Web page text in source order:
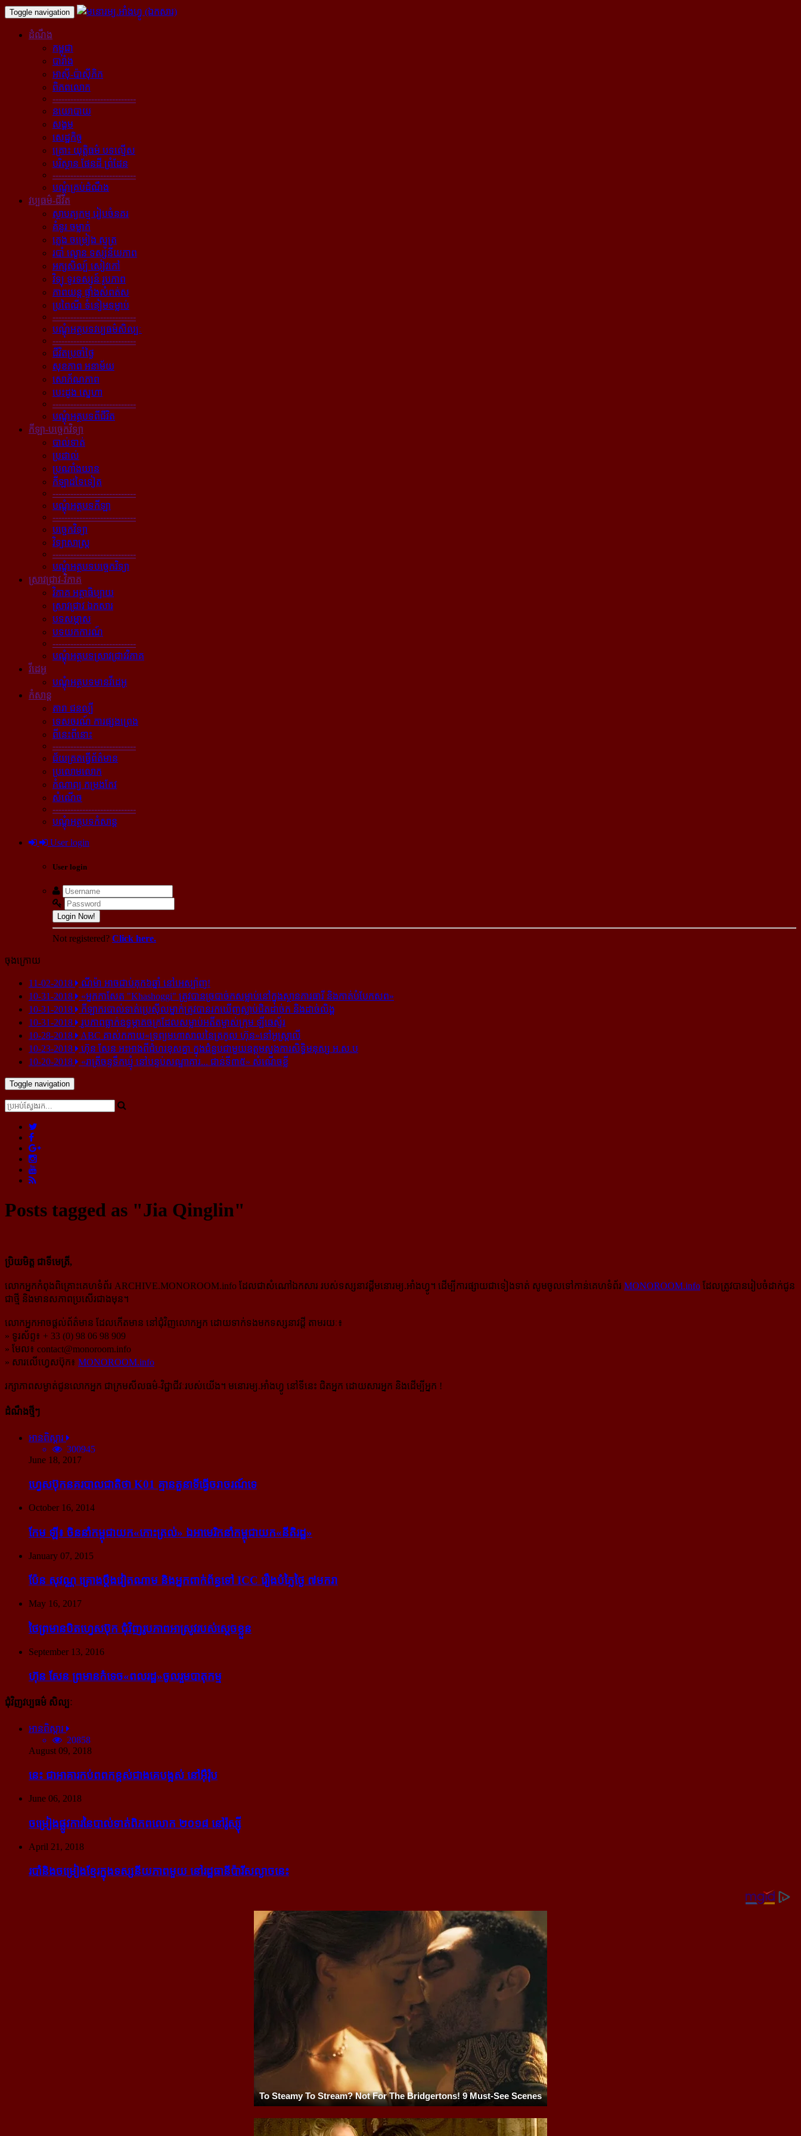
Toggle navigation
ដំណឹង
កម្ពុជា
បារាំង
អាស៊ី-ប៉ាស៊ីភិក
ពិភពលោក
----------------------------
នយោបាយ
សង្គម
សេដ្ឋកិច្ច
គ្រោះ យុត្តិធម៌ បទល្មើស
បរិស្ថាន ផែនដី ព្រំដែន
----------------------------
បណ្ដុំគ្រប់ដំណឹង
វប្បធម៌-ជីវិត
ស្ថាបត្យកម្ម រៀបចំនគរ
គំនូរ ចម្លាក់
ភ្លេង ចម្រៀង ស្មូត្រ
របាំ ល្ខោន ទស្សនីយភាព
អក្សសិល្ប៍ សៀវភៅ
វិទ្យុ ទូរទស្សន៍ រូបភាព
ភាពយន្ដ ផ្ទាំងសំពត់ស
ប្រពៃណី ទំនៀមទម្លាប់
----------------------------
បណ្ដុំអត្ថបទវប្បធម៌សិល្បៈ
----------------------------
ជីវិតប្រចាំថ្ងៃ
សុខភាព អនាម័យ
សោភ័ណភាព
បេះដូង ស្នេហា
----------------------------
បណ្ដុំអត្ថបទពីជីវិត
កីឡា-បច្ចេកវិទ្យា
បាល់ទាត់
ប្រដាល់
ប្រណាំងយាន
កីឡាដទៃទៀត
----------------------------
បណ្ដុំអត្ថបទកីឡា
----------------------------
បច្ចេកវិទ្យា
វិទ្យាសាស្ត្រ
----------------------------
បណ្ដុំអត្ថបទបច្ចេកវិទ្យា
ស្រាវជ្រាវ-វិភាគ
វិភាគ អត្ថាធិប្បាយ
ស្រាវជ្រាវ ឯកសារ
បទសម្ភាស
បទយកការណ៍
----------------------------
បណ្ដុំអត្ថបទស្រាវជ្រាវវិភាគ
វីដេអូ
បណ្ដុំអត្ថបទមានវីដេអូ
កំសាន្ដ
តារា ជនល្បី
ទេសចរណ៍ ការផ្សងព្រេង
ពីនេះពីនោះ
----------------------------
ជ័យគ្រតធ្វើព័ត៌មាន
ប្រលោមលោក
កំណាព្យ កម្រងកែវ
សំណើច
----------------------------
បណ្ដុំអត្ថបទកំសាន្ដ
User login
User login
Login Now!
Not registered? Click here.
ចុងក្រោយ
11-02-2018
ណីម៉ា អាច​ជាប់​គុក​៦ឆ្នាំ នៅ​អេស្ប៉ាញ!
10-31-2018
«អ្នក​កាសែត "Khashoggi" ត្រូវ​បាន​ច្របាច់ក​សម្លាប់​នៅ​ក្នុង​ស្ថាន​ភារធារី និង​កាត់​បំបែក​សព»
10-31-2018
កីឡាករ​បាល់ទាត់​ប្រេស៊ីល​ម្នាក់​ត្រូវ​បាន​រក​ឃើញ​ស្លាប់​ជិត​ដាច់ក និង​ដាច់​លិង្គ
10-31-2018
រូបភាព​ធ្លាក់​ឧទ្ធម្ភាគចក្រ​ដែល​សម្លាប់​អតីត​ម្ចាស់​ក្រុម​ ឡីឆេស្ទ័រ
10-28-2018
ABC គាស់​កកាយ​«ទ្រព្យមហាសាល​នៃ​ត្រកូល ហ៊ុន»​នៅ​អូស្ត្រាលី
10-23-2018
ហ៊ុន សែន អះអាង​ពី​ជំហរ​ខុស​គ្នា ក្នុង​ជំនួប​ជាមួយ​ឧត្តម​ស្នងការ​សិទ្ធិ​មនុស្ស អ.ស.ប
10-20-2018
«រាត្រីចន្ទទឹកឃ្មុំ នៅបន្ទប់សណ្ឋាគារ... ជាន់ទី៣៥» សំណើចខ្លី
Toggle navigation
Posts tagged as "Jia Qinglin"
ប្រិយមិត្ត ជាទីមេត្រី,
លោកអ្នកកំពុងពិគ្រោះគេហទំព័រ ARCHIVE.MONOROOM.info ដែលជាសំណៅឯកសារ របស់ទស្សនាវដ្ដីមនោរម្យ.អាំងហ្វូ។ ដើម្បីការផ្សាយជាទៀងទាត់ សូមចូលទៅកាន់​គេហទំព័រ MONOROOM.info ដែលត្រូវបានរៀបចំដាក់ជូន
ជាថ្មី និងមានសភាពប្រសើរជាងមុន។
លោកអ្នកអាចផ្ដល់ព័ត៌មាន ដែលកើតមាន នៅជុំវិញលោកអ្នក ដោយទាក់ទងមកទស្សនាវដ្ដី តាមរយៈ៖
» ទូរស័ព្ទ៖ + 33 (0) 98 06 98 909
» មែល៖ contact@monoroom.info
» សារលើហ្វេសប៊ុក៖ MONOROOM.info
រក្សាភាពសម្ងាត់ជូនលោកអ្នក ជាក្រមសីលធម៌-​វិជ្ជាជីវៈ​របស់យើង។ មនោរម្យ.អាំងហ្វូ នៅទីនេះ ជិតអ្នក ដោយសារអ្នក និងដើម្បីអ្នក !
ដំណឹងថ្មីៗ
អានពិស្ដារ
300945
June 18, 2017
ហ្វេសប៊ុក​នគរបាល​ជាតិ​ថា K01 គ្មាន​តួនាទី​ធ្វើ​ចរាចរណ៍​ទេ
October 16, 2014
កែម ឡី៖ ចិន​នាំ​កម្ពុជា​យក​«កោះ​ត្រល់» ឯ​អាមេរិក​នាំ​កម្ពុជា​យក​«នីតិរដ្ឋ»
January 07, 2015
ប៉ែន សុវណ្ណ គ្រោង​ប្តឹង​វៀតណាម និង​អ្នក​ពាក់​ព័ន្ធ​ទៅ ICC រឿង​បំភ្លៃ​ថ្ងៃ ៧​មករា
May 16, 2017
ថៃ​ព្រមាន​បិត​ហ្វេសប៊ុក ជុំ​វិញ​រូបភាព​អាស្រូវ​របស់​ស្ដេច​ខ្លួន
September 13, 2016
ហ៊ុន សែន ព្រមាន​កំទេច​«ពលរដ្ឋ»​ចូលរួម​បាតុកម្ម
ជុំវិញវប្បធម៌ សិល្បៈ
អានពិស្ដារ
20858
August 09, 2018
នេះ ជា​អាគារ​កប់​ពពក​ខ្ពស់​ជាង​គេ​បង្អស់ នៅ​អ៊ឺរ៉ុប
June 06, 2018
ចម្រៀង​ផ្លូវការ​នៃ​បាល់ទាត់​ពិភពលោក ២០១៨ នៅ​រ៉ូស្ស៊ី
April 21, 2018
របាំ​និង​ចម្រៀង​ខ្មែរ​ក្នុង​ទស្សនីយភាព​មួយ នៅ​រដ្ឋធានី​ប៉ារីស​ល្ងាច​នេះ